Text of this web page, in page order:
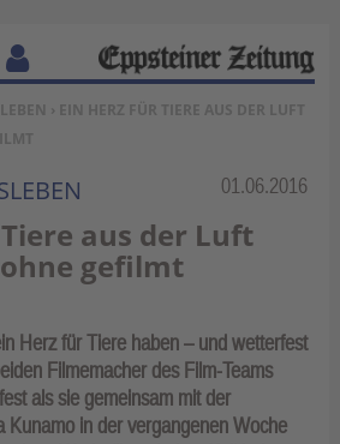
› EIN HERZ FÜR TIERE AUS DER LUFT
Rubrik:
01.06.2016
aus der Luft
gefilmt
Herz für Tiere haben – und wetterfest
Filmemacher des Film-Teams
als sie gemeinsam mit der
Kunamo in der vergangenen Woche
Be
nu
tz
erf
un
kti
on